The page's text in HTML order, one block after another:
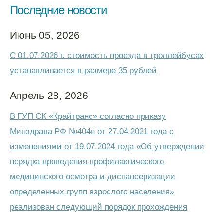
Последние новости
Июнь 05, 2026
С 01.07.2026 г. стоимость проезда в троллейбусах
устанавливается в размере 35 рублей
Апрель 28, 2026
В ГУП СК «Крайтранс» согласно приказу
Минздрава РФ №404н от 27.04.2021 года с
изменениями от 19.07.2024 года «Об утверждении
порядка проведения профилактического
медицинского осмотра и диспансеризации
определенных групп взрослого населения»
реализован следующий порядок прохождения